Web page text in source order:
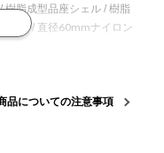
樹脂成型品座シェル / 樹脂
ター / 直径60mmナイロン
構(背もたれのカーブを2段
品についての注意事項